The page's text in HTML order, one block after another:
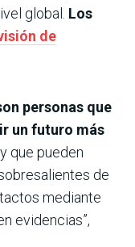
global. Los
de
personas que
un futuro más
que pueden
de
mediante
evidencias”,